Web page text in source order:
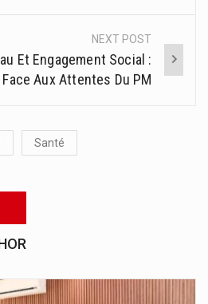
NEXT POST
Et Engagement Social :
Aux Attentes Du PM
Santé